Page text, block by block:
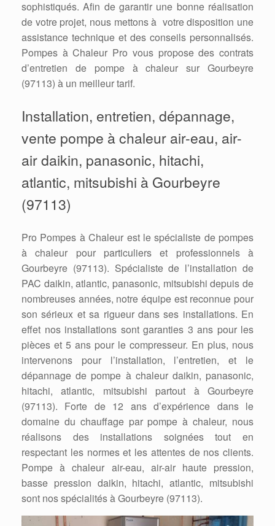
sophistiqués. Afin de garantir une bonne réalisation
de votre projet, nous mettons à votre disposition une
assistance technique et des conseils personnalisés.
Pompes à Chaleur Pro vous propose des contrats
d’entretien de pompe à chaleur sur Gourbeyre
(97113) à un meilleur tarif.
Installation, entretien, dépannage,
vente pompe à chaleur air-eau, air-
air daikin, panasonic, hitachi,
atlantic, mitsubishi à Gourbeyre
(97113)
Pro Pompes à Chaleur est le spécialiste de pompes
à chaleur pour particuliers et professionnels à
Gourbeyre (97113). Spécialiste de l’installation de
PAC daikin, atlantic, panasonic, mitsubishi depuis de
nombreuses années, notre équipe est reconnue pour
son sérieux et sa rigueur dans ses installations. En
effet nos installations sont garanties 3 ans pour les
pièces et 5 ans pour le compresseur. En plus, nous
intervenons pour l’installation, l’entretien, et le
dépannage de pompe à chaleur daikin, panasonic,
hitachi, atlantic, mitsubishi partout à Gourbeyre
(97113). Forte de 12 ans d’expérience dans le
domaine du chauffage par pompe à chaleur, nous
réalisons des installations soignées tout en
respectant les normes et les attentes de nos clients.
Pompe à chaleur air-eau, air-air haute pression,
basse pression daikin, hitachi, atlantic, mitsubishi
sont nos spécialités à Gourbeyre (97113).